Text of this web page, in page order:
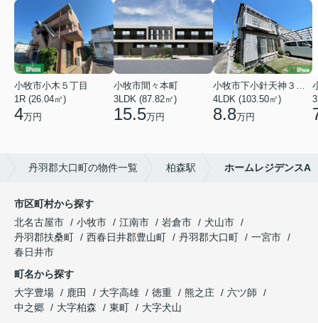
小牧市小木５丁目
1R (26.04㎡)
4万円
小牧市間々本町
3LDK (87.82㎡)
15.5万円
小牧市下小針天神３丁目
4LDK (103.50㎡)
8.8万円
丹羽郡大口町の物件一覧 柏森駅 ホームレジデンスA
市区町村から探す
北名古屋市
小牧市 江南市 岩倉市
犬山市
丹羽郡扶桑町
西春日井郡豊山町 丹羽郡大口町
一宮市
春日井市
町名から探す
大字豊場
鹿田 大字高雄 徳重 熊之庄
六ツ師
中之郷
大字柏森 東町
大字犬山